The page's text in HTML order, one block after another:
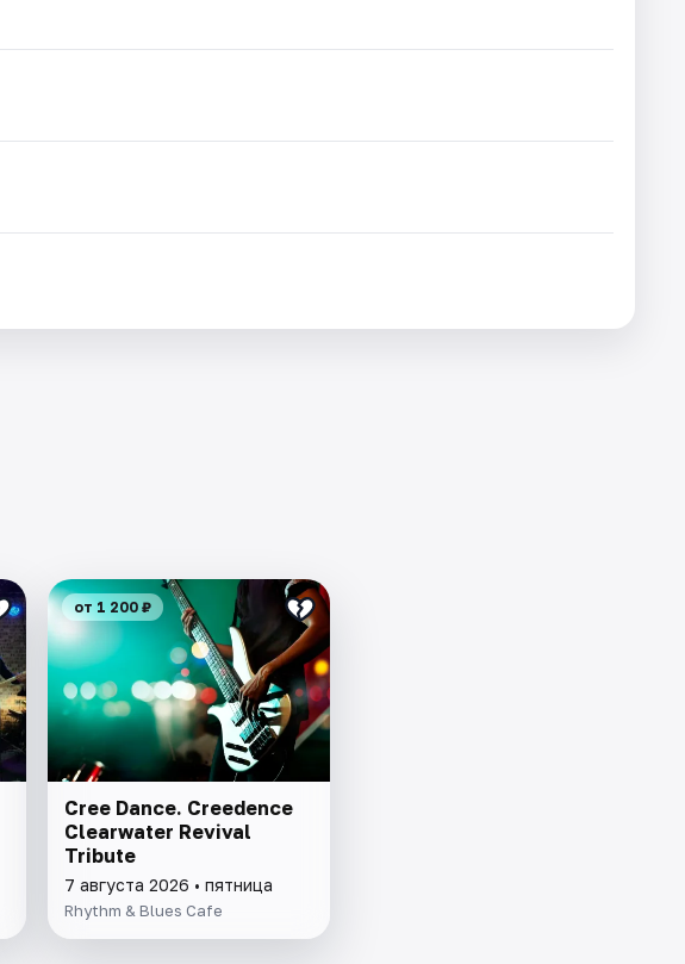
от 1 200 ₽
Cree Dance. Creedence
Clearwater Revival
Tribute
7 августа 2026 • пятница
Rhythm & Blues Cafe